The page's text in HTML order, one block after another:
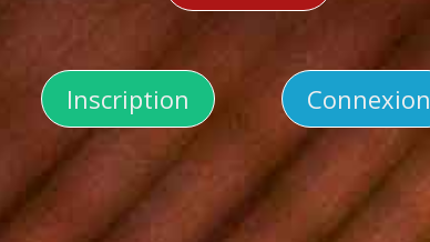
Inscription Connexion